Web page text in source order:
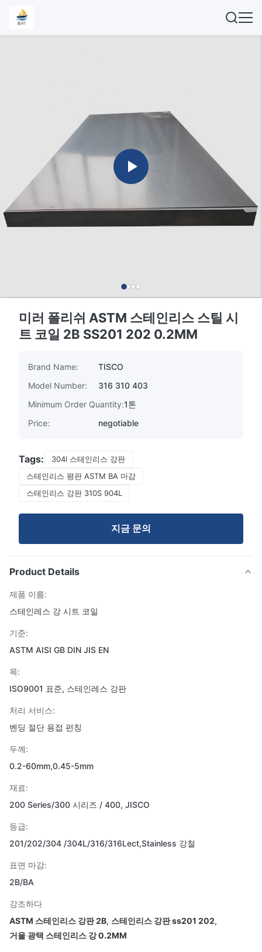
미러 폴리쉬 ASTM 스테인리스 스틸 시
트 코일 2B SS201 202 0.2MM
Brand Name:
TISCO
Model Number:
316 310 403
Minimum Order Quantity:1톤
Price:
negotiable
Tags:
304l 스테인리스 강판
스테인리스 평판 ASTM BA 마감
스테인리스 강판 310S 904L
지금 문의
Product Details
제품 이름:
스테인레스 강 시트 코일
기준:
ASTM AISI GB DIN JIS EN
목:
ISO9001 표준, 스테인레스 강판
처리 서비스:
벤딩 절단 용접 펀칭
두께:
0.2-60mm,0.45-5mm
재료:
200 Series/300 시리즈 / 400, JISCO
등급:
201/202/304 /304L/316/316Lect,Stainless 강철
표면 마감:
2B/BA
강조하다
ASTM 스테인리스 강판 2B, 스테인리스 강판 ss201 202,
거울 광택 스테인리스 강 0.2MM